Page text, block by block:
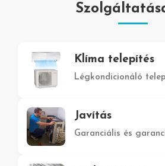
Klíma telepítés
Légkondicionáló
Javítás
Garanciális és